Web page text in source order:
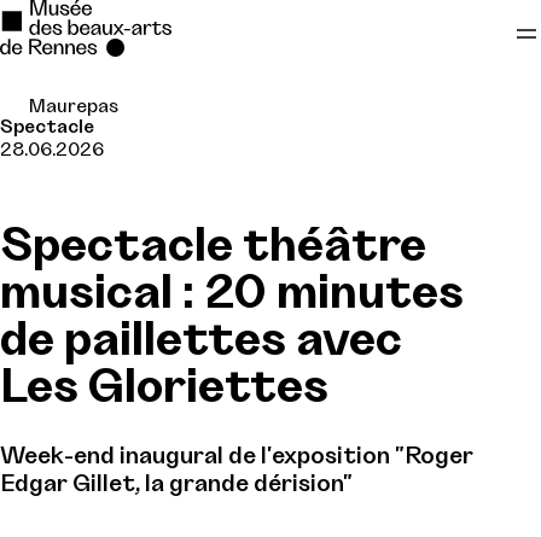
Se rendre au
Maurepas
Spectacle
28.06.2026
Spectacle théâtre
musical : 20 minutes
de paillettes avec
Les Gloriettes
Week-end inaugural de l'exposition "Roger
Edgar Gillet, la grande dérision"